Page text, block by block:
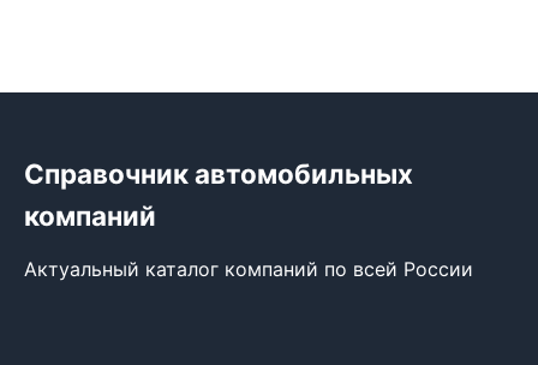
Справочник автомобильных
компаний
Актуальный каталог компаний по всей России